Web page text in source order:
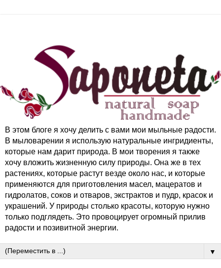
В этом блоге я хочу делить с вами мои мыльные радости.
В мыловарении я использую натуральные ингридиенты,
которые нам дарит природа. В мои творения я также
хочу вложить жизненную силу природы. Она же в тех
растениях, которые растут везде около нас, и которые
применяются для приготовления масел, мацератов и
гидролатов, соков и отваров, экстрактов и пудр, красок и
украшений. У природы столько красоты, которую нужно
только подглядеть. Это провоцирует огромный прилив
радости и позивитной энергии.
▼